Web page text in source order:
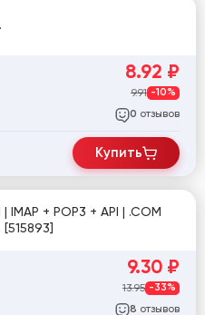
8.92 ₽
9.91 -10%
0 отзывов
Купить
+ POP3 + API | .COM
9.30 ₽
13.95 -33%
8 отзывов